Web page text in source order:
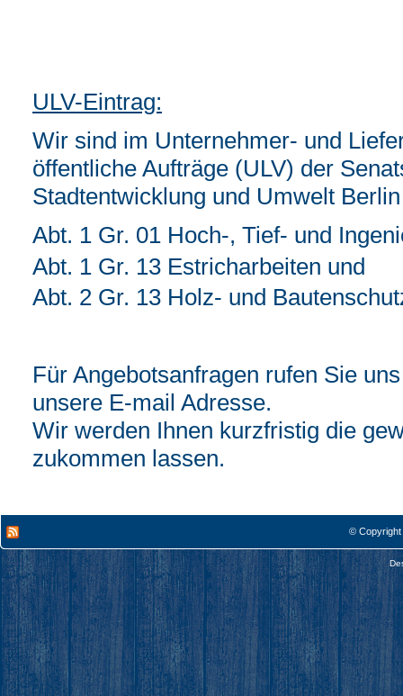
ULV-Eintrag:
Wir sind im Unternehmer- und
öffentliche Aufträge (ULV) der
Stadtentwicklung und Umwelt
Abt. 1 Gr. 01 Hoch-, Tief- und
Abt. 1 Gr. 13 Estricharbeiten und
Abt. 2 Gr. 13 Holz- und
Für Angebotsanfragen rufen Sie
unsere E-mail Adresse.
Wir werden Ihnen kurzfristig die
zukommen lassen.
© Copyright